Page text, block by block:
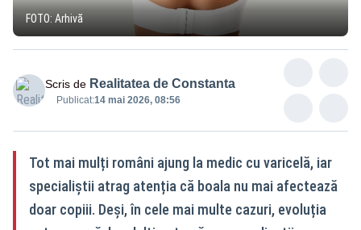
FOTO: Arhivă
Scris de Realitatea de Constanta
Publicat:14 mai 2026, 08:56
Tot mai mulți români ajung la medic cu varicelă, iar
specialiștii atrag atenția că boala nu mai afectează
doar copiii. Deși, în cele mai multe cazuri, evoluția